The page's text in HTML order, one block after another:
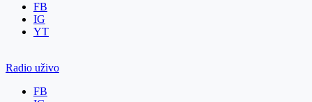
FB
IG
YT
Radio uživo
FB